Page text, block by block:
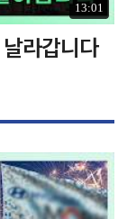
13:01
라갑니다